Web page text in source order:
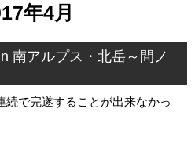
年4月
南アルプス・北岳～間ノ
続で完遂することが出来なかっ